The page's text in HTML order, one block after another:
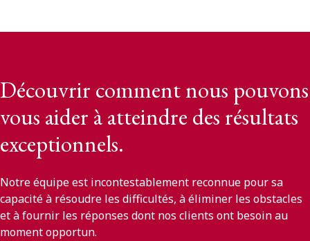
Découvrir comment nous pouvons
vous aider à atteindre des résultats
exceptionnels.
Notre équipe est incontestablement reconnue pour sa
capacité à résoudre les difficultés, à éliminer les obstacles
et à fournir les réponses dont nos clients ont besoin au
moment opportun.